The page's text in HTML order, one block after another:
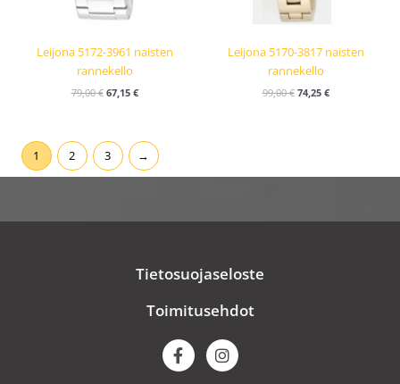
Leijona 5172-3961 naisten
rannekello
79,00€ 67,15 €
Leijona 5170-3817 naisten
rannekello
99,00€ 74,25 €
1 2 3 →
Tietosuojaseloste
Toimitusehdot
F
a
c
I
n
s